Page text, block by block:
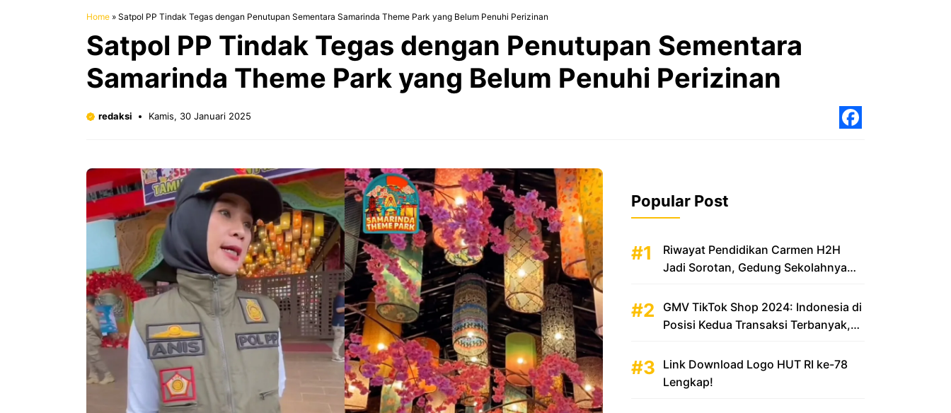
Home » Satpol PP Tindak Tegas dengan Penutupan Sementara Samarinda Theme Park yang Belum Penuhi Perizinan
Satpol PP Tindak Tegas dengan Penutupan Sementara
Samarinda Theme Park yang Belum Penuhi Perizinan
redaksi Kamis, 30 Januari 2025
Popular Post
Riwayat Pendidikan Carmen H2H
Jadi Sorotan, Gedung Sekolahnya
GMV TikTok Shop 2024: Indonesia di
Posisi Kedua Transaksi Terbanyak,
Link Download Logo HUT RI ke-78
Lengkap!